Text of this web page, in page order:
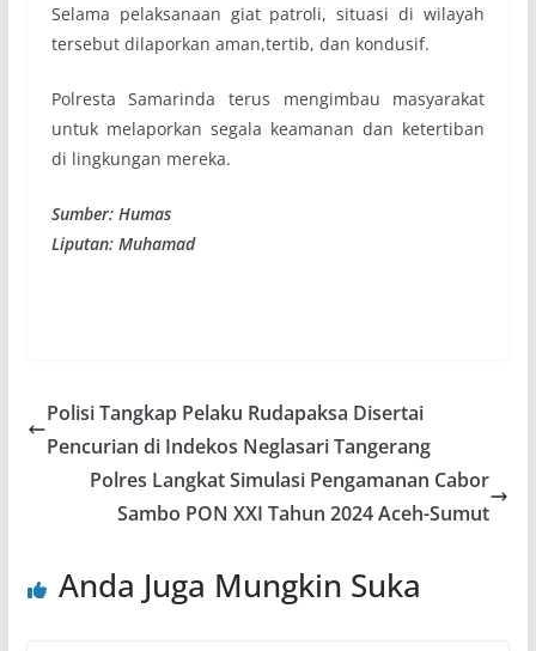
Selama pelaksanaan giat patroli, situasi di wilayah
tersebut dilaporkan aman,tertib, dan kondusif.
Polresta Samarinda terus mengimbau masyarakat
untuk melaporkan segala keamanan dan ketertiban
di lingkungan mereka.
Sumber: Humas
Liputan: Muhamad
Polisi Tangkap Pelaku Rudapaksa Disertai
Pencurian di Indekos Neglasari Tangerang
Polres Langkat Simulasi Pengamanan Cabor
Sambo PON XXI Tahun 2024 Aceh-Sumut
Anda Juga Mungkin Suka